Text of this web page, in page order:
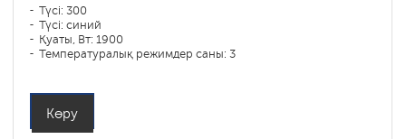
Түсі: 300
Түсі: синий
Қуаты, Вт: 1900
Температуралық режимдер саны: 3
Көру